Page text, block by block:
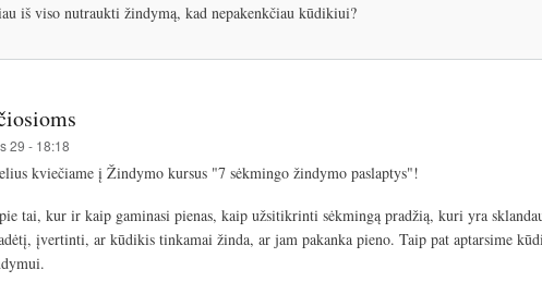
iš viso nutraukti žindymą, kad nepakenkčiau kūdikiui?
29 - 18:18
kviečiame į Žindymo kursus "7 sėkmingo žindymo paslaptys"!
tai, kur ir kaip gaminasi pienas, kaip užsitikrinti sėkmingą pradžią, kuri yra
įvertinti, ar kūdikis tinkamai žinda, ar jam pakanka pieno. Taip pat aptarsime